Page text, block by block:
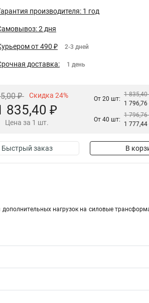
производителя: 1 год
2 дня
от 490 ₽ 2-3 дней
доставка: 1 день
₽ Скидка 24%
835,40 ₽
Цена за 1 шт.
От 20 шт:
1 835,40
1 796,76
От 40 шт:
1 796,76
1 777,44
Быстрый заказ В
нагрузок на силовые